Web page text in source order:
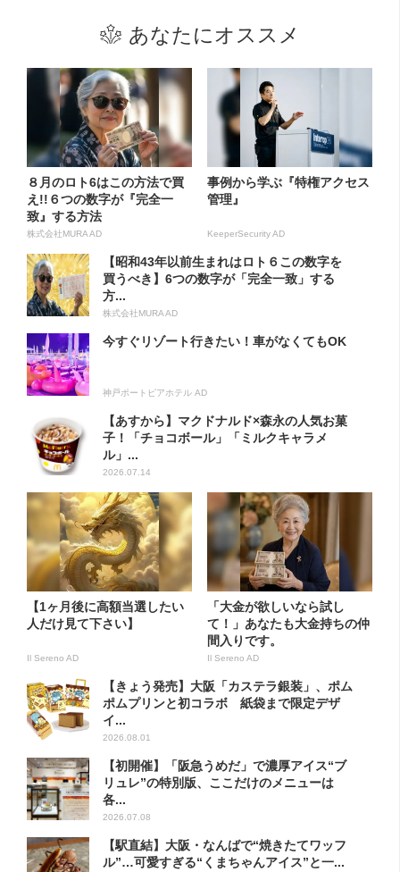
あなたにオススメ
８月のロト6はこの方法で買
え!!６つの数字が『完全一
致』する方法
株式会社MURA AD
事例から学ぶ『特権アクセス
管理』
KeeperSecurity AD
【昭和43年以前生まれはロト６この数字を
買うべき】6つの数字が「完全一致」する
方...
株式会社MURA AD
今すぐリゾート行きたい！車がなくてもOK
神戸ポートピアホテル AD
【あすから】マクドナルド×森永の人気お菓
子！「チョコボール」「ミルクキャラメ
ル」...
2026.07.14
【1ヶ月後に高額当選したい
人だけ見て下さい】
Il Sereno AD
「大金が欲しいなら試し
て！」あなたも大金持ちの仲
間入りです。
Il Sereno AD
【きょう発売】大阪「カステラ銀装」、ポム
ポムプリンと初コラボ 紙袋まで限定デザ
イ...
2026.08.01
【初開催】「阪急うめだ」で濃厚アイス“ブ
リュレ”の特別版、ここだけのメニューは
各...
2026.07.08
【駅直結】大阪・なんばで“焼きたてワッフ
ル”…可愛すぎる“くまちゃんアイス”と一...